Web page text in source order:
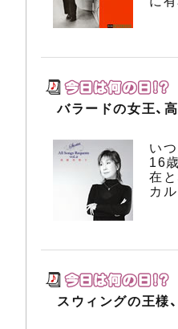
バラードの女王、
い
16
在
カ
スウィングの王様